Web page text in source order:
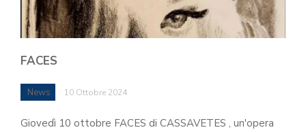
FACES
News 10 Ottobre 2024
Giovedì 10 ottobre FACES di CASSAVETES , un'opera